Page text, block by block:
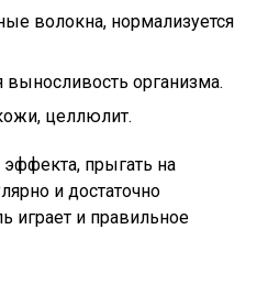
волокна, нормализуется
выносливость организма.
целлюлит.
прыгать на
и достаточно
играет и правильное